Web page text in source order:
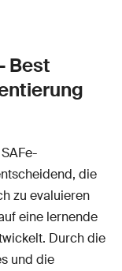
Best
die
zu evaluieren
eine lernende
Durch die
und die